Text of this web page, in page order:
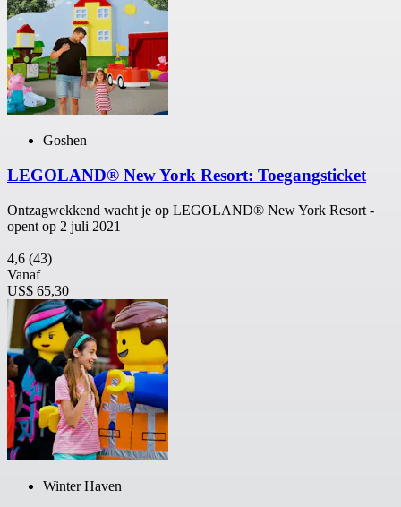
Goshen
LEGOLAND® New York Resort: Toegangsticket
Ontzagwekkend wacht je op LEGOLAND® New York Resort -
opent op 2 juli 2021
4,6 (43)
Vanaf
US$ 65,30
Winter Haven